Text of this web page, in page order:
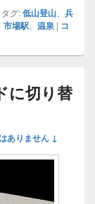
タグ:低山登山
兵
市場駅 温泉 | コ
に切り替
ありません ↓